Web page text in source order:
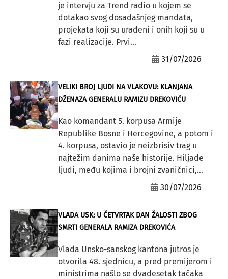
je intervju za Trend radio u kojem se
dotakao svog dosadašnjeg mandata,
projekata koji su urađeni i onih koji su u
fazi realizacije. Prvi...
31/07/2026
VELIKI BROJ LJUDI NA VLAKOVU: KLANJANA
DŽENAZA GENERALU RAMIZU DREKOVIĆU
Kao komandant 5. korpusa Armije
Republike Bosne i Hercegovine, a potom i
4. korpusa, ostavio je neizbrisiv trag u
najtežim danima naše historije. Hiljade
ljudi, među kojima i brojni zvaničnici,...
30/07/2026
VLADA USK: U ČETVRTAK DAN ŽALOSTI ZBOG
SMRTI GENERALA RAMIZA DREKOVIĆA
Vlada Unsko-sanskog kantona jutros je
otvorila 48. sjednicu, a pred premijerom i
ministrima našlo se dvadesetak tačaka